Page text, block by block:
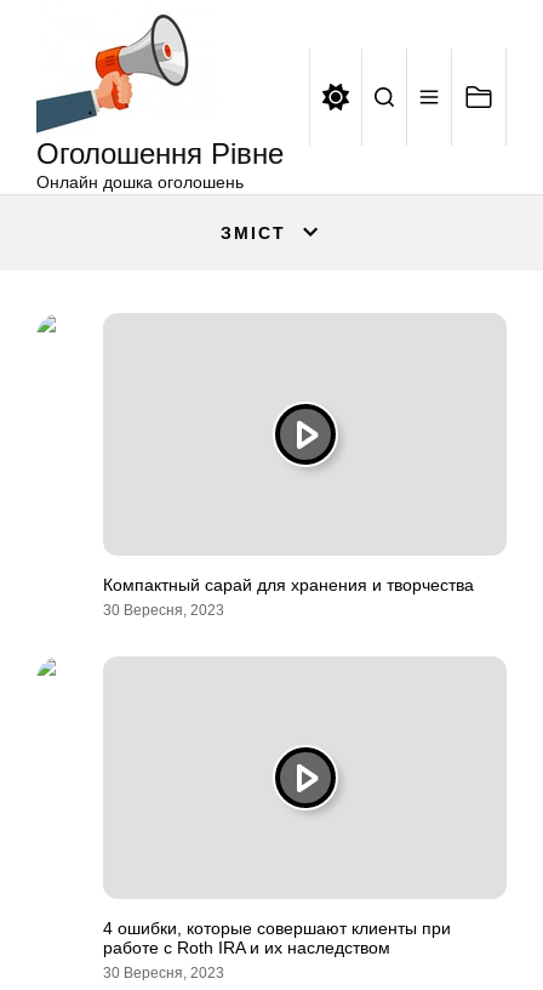
Оголошення Рівне
Онлайн дошка оголошень
ЗМІСТ
Компактный сарай для хранения и творчества
30 Вересня, 2023
4 ошибки, которые совершают клиенты при
работе с Roth IRA и их наследством
30 Вересня, 2023